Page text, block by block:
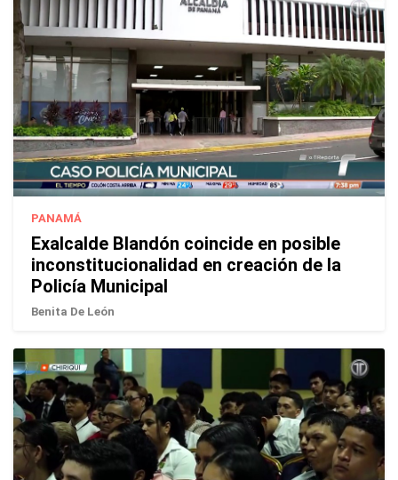
PANAMÁ
Exalcalde Blandón coincide en posible
inconstitucionalidad en creación de la
Policía Municipal
Benita De León